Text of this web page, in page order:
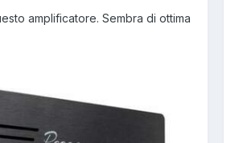
amplificatore. Sembra di ottima